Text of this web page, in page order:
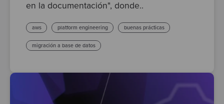
en la documentación", donde..
aws platform engineering buenas prácticas
migración a base de datos